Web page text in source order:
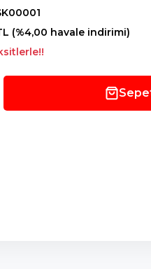
(%4,00 havale indirimi)